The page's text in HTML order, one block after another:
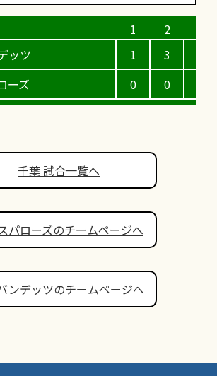
ッツ
ーズ
1
0
3
0
千葉 試合一覧へ
パローズのチームページへ
ンデッツのチームページへ